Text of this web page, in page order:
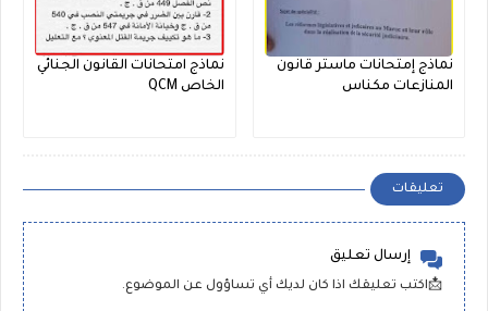
نماذج إمتحانات ماستر قانون
المنازعات مكناس
نماذج امتحانات القانون الجنائي
الخاص QCM
تعليقات
إرسال تعليق
📩اكتب تعليقك اذا كان لديك أي تساؤول عن الموضوع.